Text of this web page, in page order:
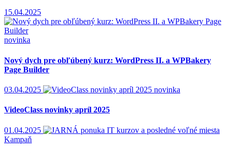
15.04.2025
novinka
Nový dych pre obľúbený kurz: WordPress II. a WPBakery
Page Builder
03.04.2025 novinka
VideoClass novinky apríl 2025
01.04.2025
Kampaň